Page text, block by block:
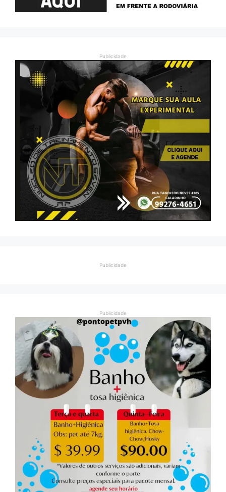
Publicidade
Publicidade
Publicidade